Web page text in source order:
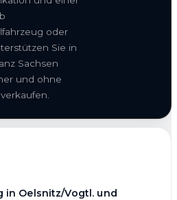
oder
Sie in
Sachsen
und ohne
in Oelsnitz/Vogtl. und